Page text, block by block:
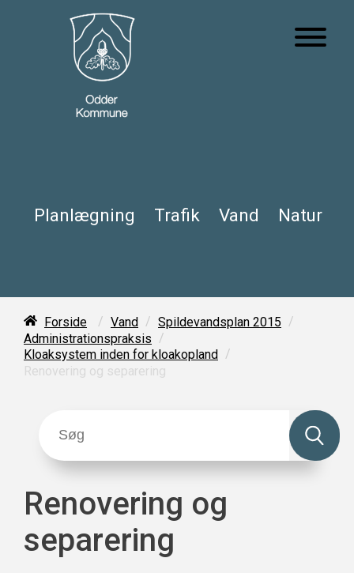
Planlægning Trafik Vand Natur
Forside / Vand / Spildevandsplan 2015 /
Administrationspraksis /
Kloaksystem inden for kloakopland
/
Renovering og separering
Renovering og
separering